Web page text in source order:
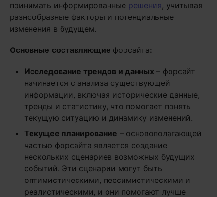
принимать информированные решения, учитывая
разнообразные факторы и потенциальные
изменения в будущем.
Основные составляющие форсайта:
Исследование трендов и данных – форсайт
начинается с анализа существующей
информации, включая исторические данные,
тренды и статистику, что помогает понять
текущую ситуацию и динамику изменений.
Текущее планирование – основополагающей
частью форсайта является создание
нескольких сценариев возможных будущих
событий. Эти сценарии могут быть
оптимистическими, пессимистическими и
реалистическими, и они помогают лучше